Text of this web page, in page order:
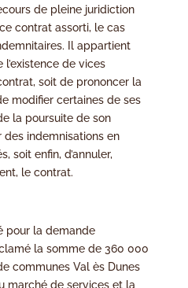
de pleine juridiction
contrat assorti, le cas
Il appartient
l’existence de vices
soit de prononcer la
modifier certaines de ses
la poursuite de son
des indemnisations en
soit enfin, d’annuler,
le contrat.
pour la demande
la somme de 360 000
communes Val ès Dunes
marché de services et la